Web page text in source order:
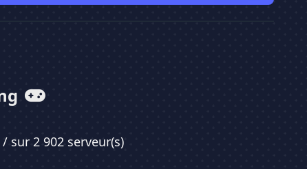
/ sur 2 902 serveur(s)